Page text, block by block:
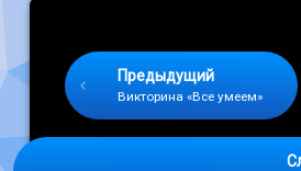
Предыдущий
Викторина «Все умеем»